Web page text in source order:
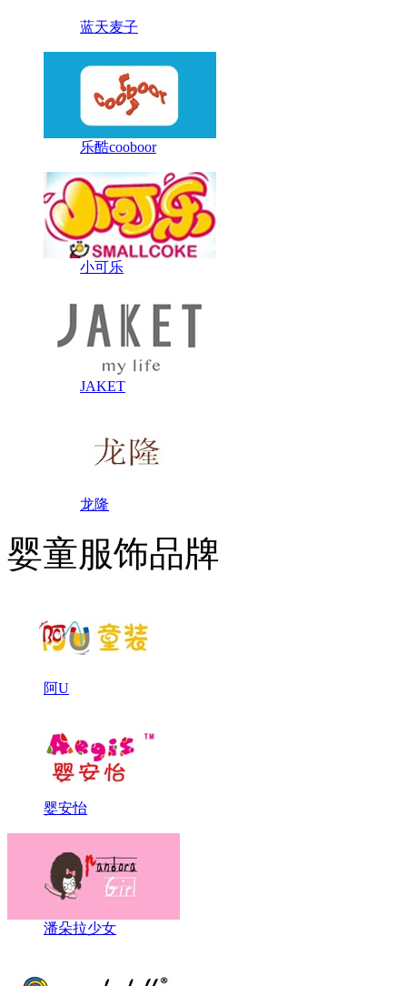
蓝天麦子
乐酷cooboor
小可乐
JAKET
龙隆
婴童服饰品牌
阿U
婴安怡
潘朵拉少女